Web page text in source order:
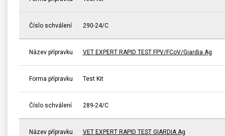
Číslo schválení 290-24/C
Název přípravku VET EXPERT RAPID TEST FPV/FCoV/Giardia Ag
Forma přípravku Test Kit
Číslo schválení 289-24/C
Název přípravku VET EXPERT RAPID TEST GIARDIA Ag